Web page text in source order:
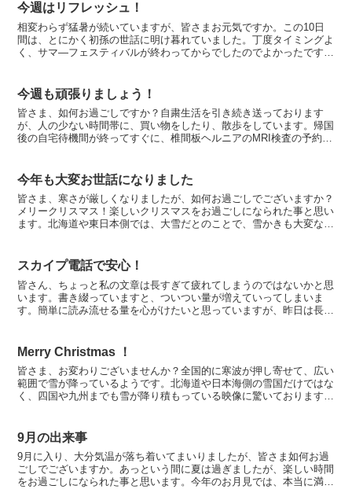
今週はリフレッシュ！
相変わらず猛暑が続いていますが、皆さまお元気ですか。この10日
間は、とにかく初孫の世話に明け暮れていました。丁度タイミングよ
く、サマ―フェスティバルが終わってからでしたのでよかったです
今週も頑張りましょう！
皆さま、如何お過ごしですか？自粛生活を引き続き送っております
が、人の少ない時間帯に、買い物をしたり、散歩をしています。帰国
後の自宅待機間が終ってすぐに、椎間板ヘルニアのMRI検査の予約を
今年も大変お世話になりました
皆さま、寒さが厳しくなりましたが、如何お過ごしでございますか？
メリークリスマス！楽しいクリスマスをお過ごしになられた事と思い
ます。北海道や東日本側では、大雪だとのことで、雪かきも大変な事
スカイプ電話で安心！
皆さん、ちょっと私の文章は長すぎて疲れてしまうのではないかと思
います。書き綴っていますと、ついつい量が増えていってしまいま
す。簡単に読み流せる量を心がけたいと思っていますが、昨日は長す
Merry Christmas ！
皆さま、お変わりございませんか？全国的に寒波が押し寄せて、広い
範囲で雪が降っているようです。北海道や日本海側の雪国だけではな
く、四国や九州までも雪が降り積もっている映像に驚いております。
9月の出来事
9月に入り、大分気温が落ち着いてまいりましたが、皆さま如何お過
ごしでございますか。あっという間に夏は過ぎましたが、楽しい時間
をお過ごしになられた事と思います。今年のお月見では、本当に満月